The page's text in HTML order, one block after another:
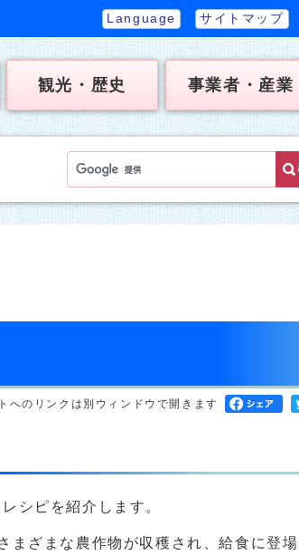
Language サイトマップ
観光・歴史 事業者・産業
へのリンクは別ウィンドウで開きます
シピを紹介します。
ざまな農作物が収穫され、給食に登場